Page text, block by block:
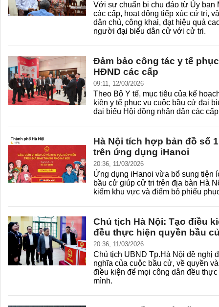
Với sự chuẩn bị chu đáo từ Ủy ban
các cấp, hoạt động tiếp xúc cử tri,
dân chủ, công khai, đạt hiệu quả
người đại biểu dân cử với cử tri.
Đảm bảo công tác y tế
HĐND các cấp
09:11, 12/03/2026
Theo Bộ Y tế, mục tiêu của kế
kiện y tế phục vụ cuộc bầu cử đại
đại biểu Hội đồng nhân dân các
Hà Nội tích hợp bản đồ số
trên ứng dụng iHanoi
20:36, 11/03/2026
Ứng dụng iHanoi vừa bổ sung tiện
bầu cử giúp cử tri trên địa bàn Hà
kiếm khu vực và điểm bỏ phiếu
Chủ tịch Hà Nội: Tạo điều
đều thực hiện quyền bầu
20:36, 11/03/2026
Chủ tịch UBND Tp.Hà Nội đề nghị
nghĩa của cuộc bầu cử, về quyền
điều kiện để mọi công dân đều
mình.